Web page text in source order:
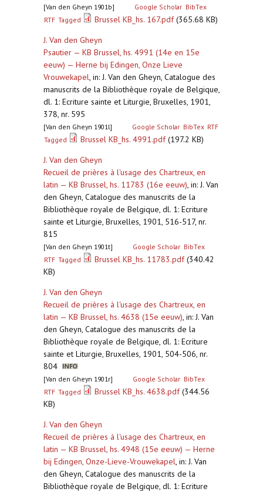
[Van den Gheyn 1901b] Google Scholar BibTex
RTF Tagged Brussel KB_hs. 167.pdf(365.68 KB)
J. Van den Gheyn
Psautier — KB Brussel, hs. 4991 (14e en 15e
eeuw) — Herne bij Edingen, Onze Lieve
Vrouwekapel, in: J. Van den Gheyn, Catalogue des
manuscrits de la Bibliothèque royale de Belgique,
dl. 1: Ecriture sainte et Liturgie, Bruxelles, 1901,
378, nr. 595
[Van den Gheyn 1901l] Google Scholar BibTex RTF
Tagged
Brussel KB_hs. 4991.pdf(197.2 KB)
J. Van den Gheyn
Recueil de prières à l'usage des Chartreux, en
latin — KB Brussel, hs. 11783 (16e eeuw), in: J. Van
den Gheyn, Catalogue des manuscrits de la
Bibliothèque royale de Belgique, dl. 1: Ecriture
sainte et Liturgie, Bruxelles, 1901, 516-517, nr.
815
[Van den Gheyn 1901t] Google Scholar BibTex
RTF Tagged Brussel KB_hs. 11783.pdf(340.42
KB)
J. Van den Gheyn
Recueil de prières à l'usage des Chartreux, en
latin — KB Brussel, hs. 4638 (15e eeuw), in: J. Van
den Gheyn, Catalogue des manuscrits de la
Bibliothèque royale de Belgique, dl. 1: Ecriture
sainte et Liturgie, Bruxelles, 1901, 504-506, nr.
804
[Van den Gheyn 1901r] Google Scholar BibTex
RTF Tagged Brussel KB_hs. 4638.pdf(344.56
KB)
J. Van den Gheyn
Recueil de prières à l'usage des Chartreux, en
latin — KB Brussel, hs. 4948 (15e eeuw) — Herne
bij Edingen, Onze-Lieve-Vrouwekapel, in: J. Van
den Gheyn, Catalogue des manuscrits de la
Bibliothèque royale de Belgique, dl. 1: Ecriture